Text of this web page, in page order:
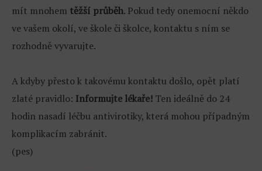
mít mnohem těžší průběh. Pokud tedy onemocní někdo
ve vašem okolí, ve škole či školce, kontaktu s ním se
rozhodně vyvarujte.
A kdyby přesto k takovému kontaktu došlo, opět platí
zlaté pravidlo: Informujte lékaře! Ten ideálně do 24
hodin nasadí léčbu antivirotiky, která mohou případným
komplikacím zabránit.
(pes)